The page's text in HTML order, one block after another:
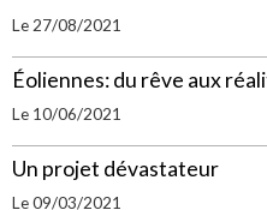
Le 27/08/2021
Éoliennes: du rêve aux
Le 10/06/2021
Un projet dévastateur
Le 09/03/2021